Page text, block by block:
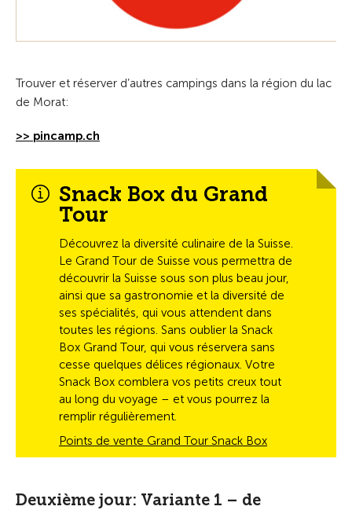
Trouver et réserver d’autres campings dans la région du lac
de Morat:
>> pincamp.ch
Snack Box du Grand
Tour
Découvrez la diversité culinaire de la Suisse.
Le Grand Tour de Suisse vous permettra de
découvrir la Suisse sous son plus beau jour,
ainsi que sa gastronomie et la diversité de
ses spécialités, qui vous attendent dans
toutes les régions. Sans oublier la Snack
Box Grand Tour, qui vous réservera sans
cesse quelques délices régionaux. Votre
Snack Box comblera vos petits creux tout
au long du voyage – et vous pourrez la
remplir régulièrement.
Points de vente Grand Tour Snack Box
Deuxième jour: Variante 1 – de